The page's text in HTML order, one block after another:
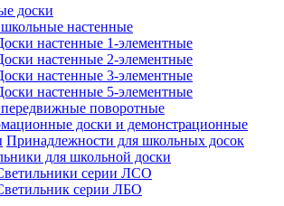
доски
настенные
настенные 1-элементные
настенные 2-элементные
настенные 3-элементные
настенные 5-элементные
поворотные
доски и демонстрационные
Принадлежности для школьных досок
для школьной доски
серии ЛСО
серии ЛБО